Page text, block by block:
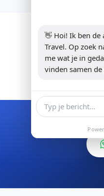
👋 Hoi! Ik ben de
Travel. Op zoek
me wat je in
vinden samen de